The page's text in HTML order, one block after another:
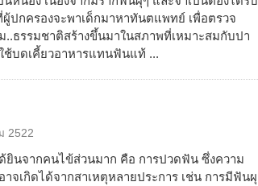
ปกครองจะพาเด็กมาหาทันตแพทย์ เพื่อตรวจ
ธรรมชาติสร้างขึ้นมาในสภาพที่เหมาะสมกับปา
ช้บดเคี้ยวอาหารแทนฟันแท้ ...
2522
จากคนไข้ส่วนมาก คือ การปวดฟัน ซึ่งความ
จเกิดได้จากสาเหตุหลายประการ เช่น การมีฟันผุ